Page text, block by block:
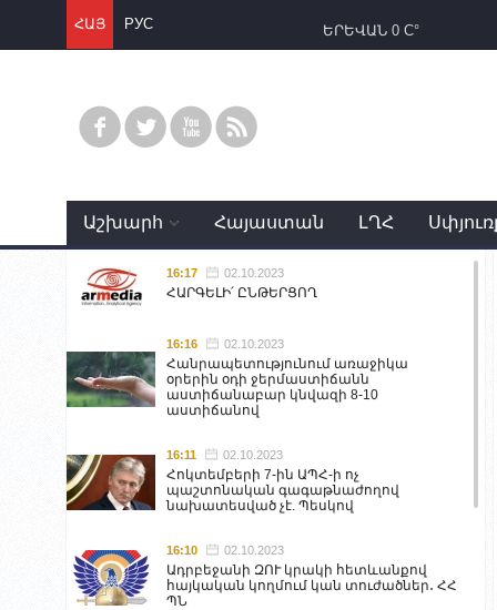
ՀԱՅ РУС ԵՐԵՎԱՆ 0 C°
Աշխարհ Հայաստան ԼՂՀ
16:17 02.10.2023
ՀԱՐԳԵԼԻ՛ ԸՆԹԵՐՑՈՂ
16:16 02.10.2023
Հանրապետությունում առաջիկա
օրերին օդի ջերմաստիճանն
աստիճանաբար կնվազի 8-10
աստիճանով
16:11 02.10.2023
Հոկտեմբերի 7-ին ԱՊՀ-ի ոչ
պաշտոնական գագաթնաժողով
նախատեսված չէ. Պեսկով
16:10 02.10.2023
Ադրբեջանի ԶՈՒ կրակի հետևանքով
հայկական կողմում կան տուժածներ․ ՀՀ
ՊՆ